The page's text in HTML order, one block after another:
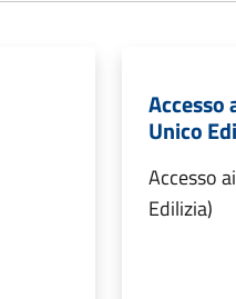
Accesso
Unico
Accesso
Edilizia)